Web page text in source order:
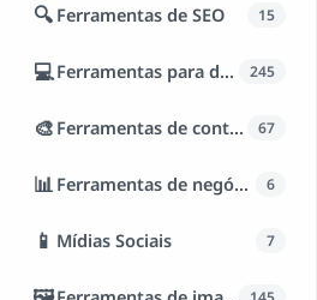
🔍 Ferramentas de SEO 15
💻 Ferramentas para desenvolvedores 245
🎨 Ferramentas de conteúdo 67
📊 Ferramentas de negócios 6
📱 Mídias Sociais 7